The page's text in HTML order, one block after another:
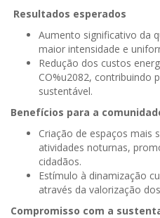
Resultados esperados
Aumento significativo da
maior intensidade e
Redução dos custos
CO%u2082, contribuindo
sustentável.
Benefícios para a
Criação de espaços mais
atividades noturnas,
cidadãos.
Estímulo à dinamização
através da valorização
Compromisso com a